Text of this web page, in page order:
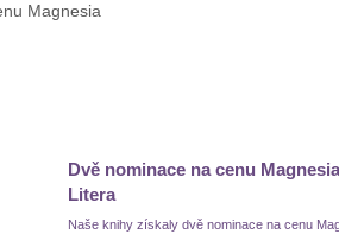
Dvě nominace na cenu Magnesia
Litera
Naše knihy získaly dvě nominace na cenu